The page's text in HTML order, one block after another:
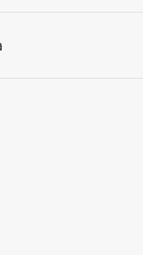
Boka sänglinne